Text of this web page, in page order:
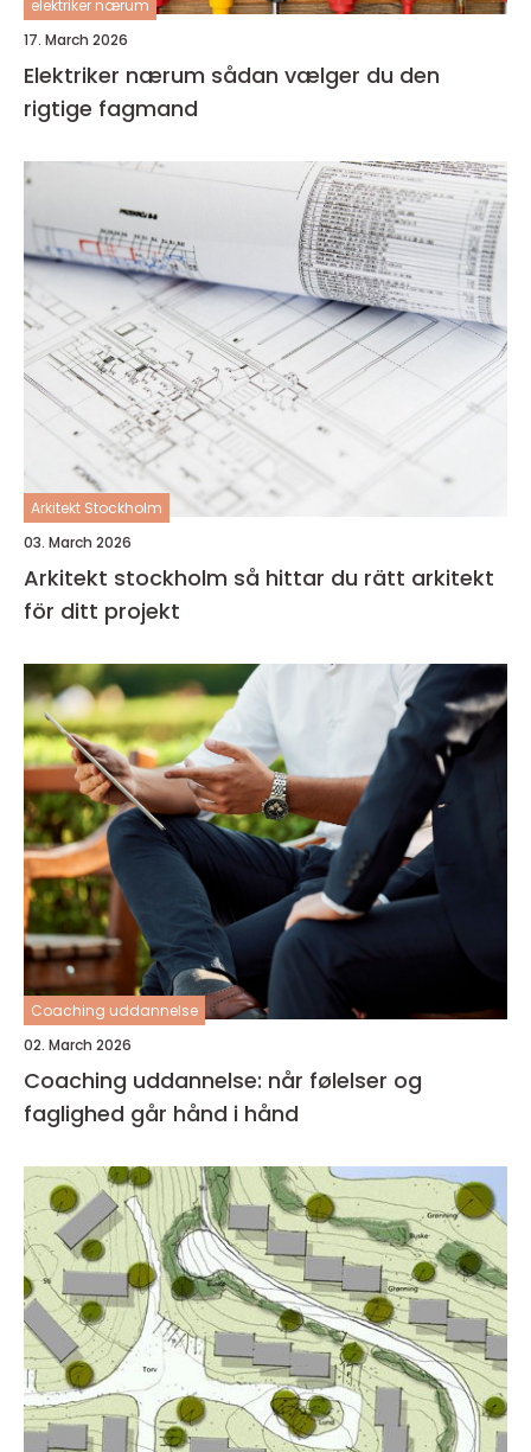
elektriker nærum
17. March 2026
Elektriker nærum sådan vælger du den
rigtige fagmand
Arkitekt Stockholm
03. March 2026
Arkitekt stockholm så hittar du rätt arkitekt
för ditt projekt
Coaching uddannelse
02. March 2026
Coaching uddannelse: når følelser og
faglighed går hånd i hånd